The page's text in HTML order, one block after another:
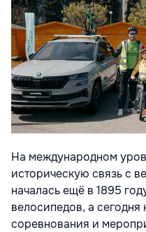
На международном
историческую связь с
началась ещё в 1895
велосипедов, а
соревнования и